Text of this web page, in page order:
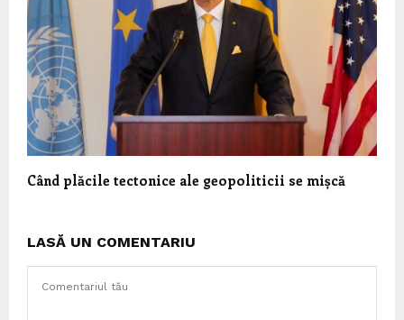
Când plăcile tectonice ale geopoliticii se mișcă
LASĂ UN COMENTARIU